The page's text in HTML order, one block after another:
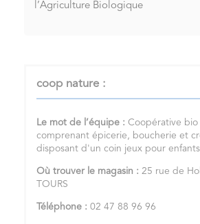
l’Agriculture Biologique
coop nature :
Le mot de l’équipe : Coopérative bio
comprenant épicerie, boucherie et
disposant d'un coin jeux pour
Où trouver le magasin : 25 rue de
TOURS
Téléphone : 02 47 88 96 96